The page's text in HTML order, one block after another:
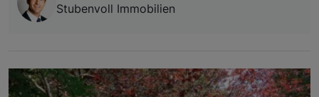
Stubenvoll Immobilien